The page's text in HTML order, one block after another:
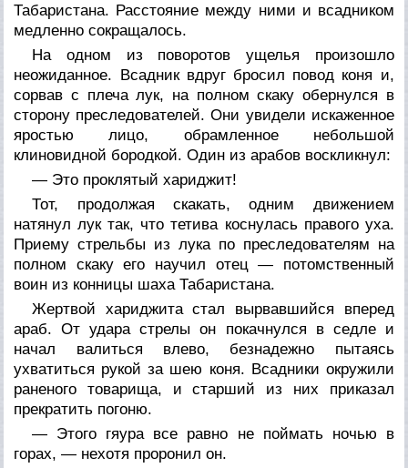
Табаристана. Расстояние между ними и всадником
медленно сокращалось.
На одном из поворотов ущелья произошло
неожиданное. Всадник вдруг бросил повод коня и,
сорвав с плеча лук, на полном скаку обернулся в
сторону преследователей. Они увидели искаженное
яростью лицо, обрамленное небольшой
клиновидной бородкой. Один из арабов воскликнул:
— Это проклятый хариджит!
Тот, продолжая скакать, одним движением
натянул лук так, что тетива коснулась правого уха.
Приему стрельбы из лука по преследователям на
полном скаку его научил отец — потомственный
воин из конницы шаха Табаристана.
Жертвой хариджита стал вырвавшийся вперед
араб. От удара стрелы он покачнулся в седле и
начал валиться влево, безнадежно пытаясь
ухватиться рукой за шею коня. Всадники окружили
раненого товарища, и старший из них приказал
прекратить погоню.
— Этого гяура все равно не поймать ночью в
горах, — нехотя проронил он.